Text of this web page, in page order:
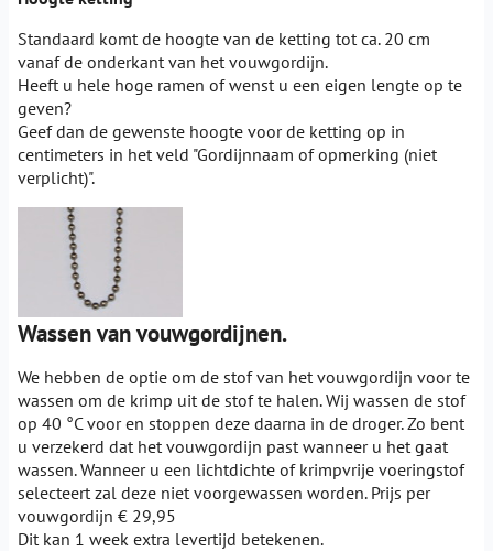
Standaard komt de hoogte van de ketting tot ca. 20 cm
vanaf de onderkant van het vouwgordijn.
Heeft u hele hoge ramen of wenst u een eigen lengte op te
geven?
Geef dan de gewenste hoogte voor de ketting op in
centimeters in het veld "Gordijnnaam of opmerking (niet
verplicht)".
Wassen van vouwgordijnen.
We hebben de optie om de stof van het vouwgordijn voor te
wassen om de krimp uit de stof te halen. Wij wassen de stof
op 40 °C voor en stoppen deze daarna in de droger. Zo bent
u verzekerd dat het vouwgordijn past wanneer u het gaat
wassen. Wanneer u een lichtdichte of krimpvrije voeringstof
selecteert zal deze niet voorgewassen worden. Prijs per
vouwgordijn € 29,95
Dit kan 1 week extra levertijd betekenen.